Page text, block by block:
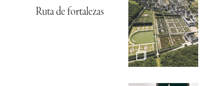
Ruta de fortalezas